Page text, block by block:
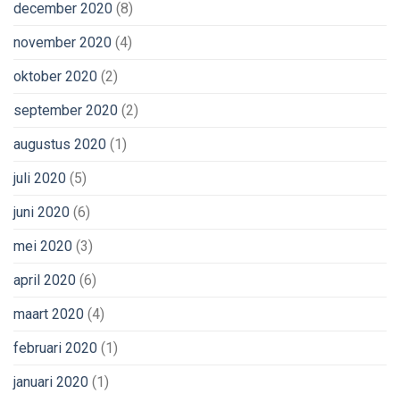
december 2020 (8)
november 2020 (4)
oktober 2020 (2)
september 2020 (2)
augustus 2020 (1)
juli 2020 (5)
juni 2020 (6)
mei 2020 (3)
april 2020 (6)
maart 2020 (4)
februari 2020 (1)
januari 2020 (1)